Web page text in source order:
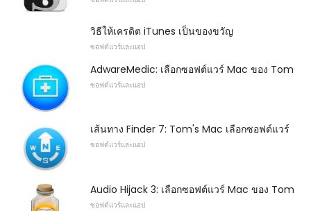
วิธีให้เครดิต iTunes เป็นของขวัญ
ซอฟต์แวร์และแอป
AdwareMedic: เลือกซอฟต์แวร์ Mac ของ Tom
ซอฟต์แวร์และแอป
เส้นทาง Finder 7: Tom's Mac เลือกซอฟต์แวร์
ซอฟต์แวร์และแอป
Audio Hijack 3: เลือกซอฟต์แวร์ Mac ของ Tom
ซอฟต์แวร์และแอป